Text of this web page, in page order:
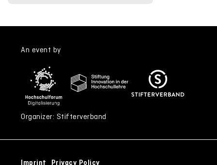
An event by
Organizer: Stifterverband
Imprint Privacy Policy